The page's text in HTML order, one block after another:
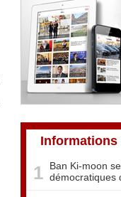
Informations
1
Ban Ki-moon
démocratiques